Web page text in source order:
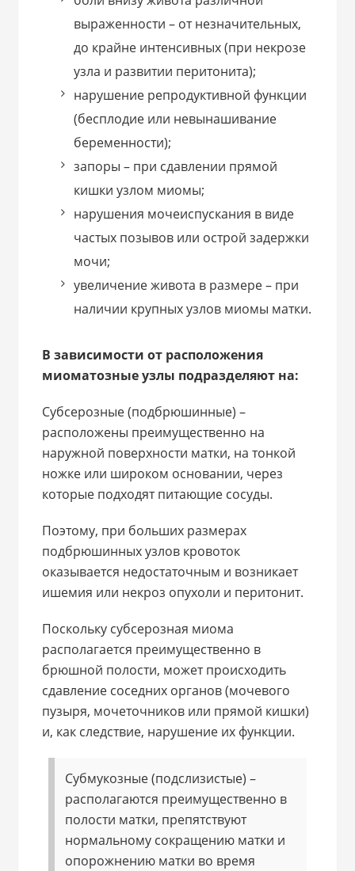
выраженности – от незначительных,
до крайне интенсивных (при некрозе
узла и развитии перитонита);
нарушение репродуктивной функции
(бесплодие или невынашивание
беременности);
запоры – при сдавлении прямой
кишки узлом миомы;
нарушения мочеиспускания в виде
частых позывов или острой задержки
мочи;
увеличение живота в размере – при
наличии крупных узлов миомы матки.
В зависимости от расположения
миоматозные узлы подразделяют на:
Субсерозные (подбрюшинные) –
расположены преимущественно на
наружной поверхности матки, на тонкой
ножке или широком основании, через
которые подходят питающие сосуды.
Поэтому, при больших размерах
подбрюшинных узлов кровоток
оказывается недостаточным и возникает
ишемия или некроз опухоли и перитонит.
Поскольку субсерозная миома
располагается преимущественно в
брюшной полости, может происходить
сдавление соседних органов (мочевого
пузыря, мочеточников или прямой кишки)
и, как следствие, нарушение их функции.
Субмукозные (подслизистые) –
располагаются преимущественно в
полости матки, препятствуют
нормальному сокращению матки и
опорожнению матки во время